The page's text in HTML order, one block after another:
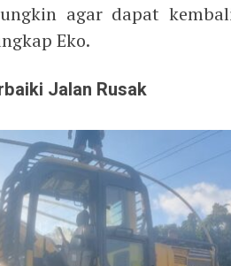
agar dapat
Eko.
Jalan Rusak